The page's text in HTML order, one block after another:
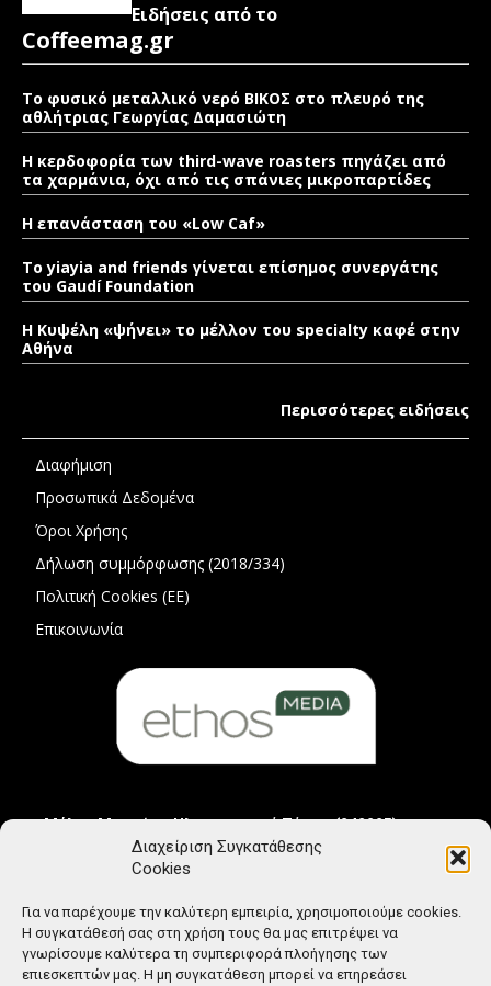
Διαχείριση Συγκατάθεσης
Cookies
Για να παρέχουμε την καλύτερη εμπειρία, χρησιμοποιούμε cookies.
Η συγκατάθεσή σας στη χρήση τους θα μας επιτρέψει να
γνωρίσουμε καλύτερα τη συμπεριφορά πλοήγησης των
επιεσκεπτών μας. Η μη συγκατάθεση μπορεί να επηρεάσει
Ειδήσεις από το
Coffeemag.gr
Το φυσικό μεταλλικό νερό ΒΙΚΟΣ στο πλευρό της
αθλήτριας Γεωργίας Δαμασιώτη
Η κερδοφορία των third-wave roasters πηγάζει από
τα χαρμάνια, όχι από τις σπάνιες μικροπαρτίδες
Η επανάσταση του «Low Caf»
To yiayia and friends γίνεται επίσημος συνεργάτης
του Gaudí Foundation
Η Κυψέλη «ψήνει» το μέλλον του specialty καφέ στην
Αθήνα
Περισσότερες ειδήσεις
Διαφήμιση
Προσωπικά Δεδομένα
Όροι Χρήσης
Δήλωση συμμόρφωσης (2018/334)
Πολιτική Cookies (ΕΕ)
Επικοινωνία
Μέλος Μητρώου Ηλεκτρονικού Τύπου (242225)